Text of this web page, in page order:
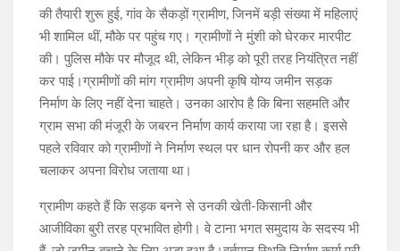
की तैयारी शुरू हुई, गांव के सैकड़ों ग्रामीण, जिनमें बड़ी संख्या में महिलाएं
भी शामिल थीं, मौके पर पहुंच गए। ग्रामीणों ने मुंशी को घेरकर मारपीट
की। पुलिस मौके पर मौजूद थी, लेकिन भीड़ को पूरी तरह नियंत्रित नहीं
कर पाई।ग्रामीणों की मांग ग्रामीण अपनी कृषि योग्य जमीन सड़क
निर्माण के लिए नहीं देना चाहते। उनका आरोप है कि बिना सहमति और
ग्राम सभा की मंजूरी के जबरन निर्माण कार्य कराया जा रहा है। इससे
पहले रविवार को ग्रामीणों ने निर्माण स्थल पर धान रोपनी कर और हल
चलाकर अपना विरोध जताया था।
ग्रामीण कहते हैं कि सड़क बनने से उनकी खेती-किसानी और
आजीविका बुरी तरह प्रभावित होगी। वे टाना भगत समुदाय के सदस्य भी